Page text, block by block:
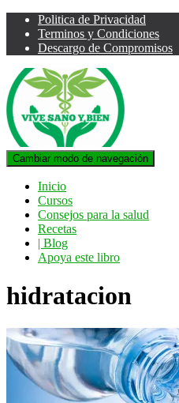
Politica de Privacidad
Terminos y Condiciones
Descargo de Compromisos
Cambiar modo de navegación
Inicio
Cursos
Consejos para la salud
Recetas
| Blog
Apoya este libro
hidratacion